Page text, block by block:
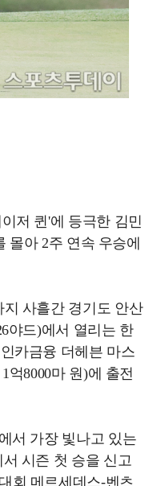
저 퀸'에 등극한 김민
몰아 2주 연속 우승에
지 사흘간 경기도 안산
야드)에서 열리는 한
카금융 더헤븐 마스
억8000마 원)에 출전
서 가장 빛나고 있는
시즌 첫 승을 신고
회 메르세데스-벤츠